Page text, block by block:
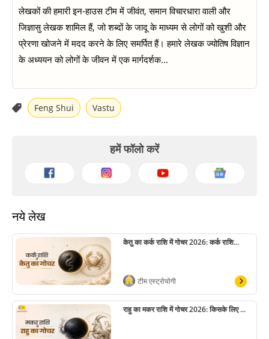
लेखकों की हमारी इन-हाउस टीम में जीवंत, समान विचारधारा वाली और
जिज्ञासु लेखक शामिल हैं, जो शब्दों के जादू के माध्यम से लोगों को खुशी और
प्रेरणा खोजने में मदद करने के लिए समर्पित हैं। हमारे लेखक ज्योतिष विज्ञान
के अध्ययन को लोगों के जीवन में एक मार्गदर्शक...
Feng Shui Vastu
हमें फॉलो करें
नये लेख
केतु का कर्क राशि में गोचर 2026: कर्क राशि...
टीम एस्ट्रोयोगी
राहु का मकर राशि में गोचर 2026: किसके लिए ...